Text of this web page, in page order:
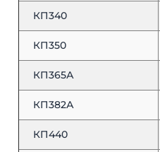
КП340
КП350
КП365А
КП382А
КП440